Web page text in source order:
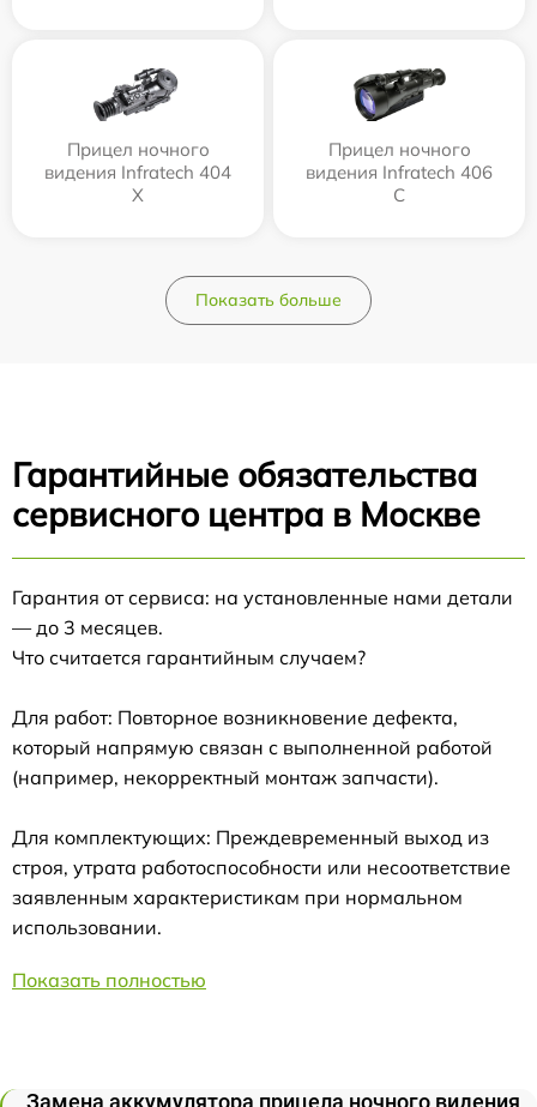
Прицел ночного
видения Infratech 404
Х
Прицел ночного
видения Infratech 406
С
Показать больше
Гарантийные обязательства
сервисного центра в Москве
Гарантия от сервиса: на установленные нами детали
— до 3 месяцев.
Что считается гарантийным случаем?
Для работ: Повторное возникновение дефекта,
который напрямую связан с выполненной работой
(например, некорректный монтаж запчасти).
Для комплектующих: Преждевременный выход из
строя, утрата работоспособности или несоответствие
заявленным характеристикам при нормальном
использовании.
Показать полностью
Замена аккумулятора прицела ночного видения